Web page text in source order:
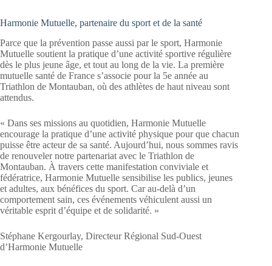
Harmonie Mutuelle, partenaire du sport et de la santé
Parce que la prévention passe aussi par le sport, Harmonie
Mutuelle soutient la pratique d’une activité sportive régulière
dès le plus jeune âge, et tout au long de la vie. La première
mutuelle santé de France s’associe pour la 5e année au
Triathlon de Montauban, où des athlètes de haut niveau sont
attendus.
« Dans ses missions au quotidien, Harmonie Mutuelle
encourage la pratique d’une activité physique pour que chacun
puisse être acteur de sa santé. Aujourd’hui, nous sommes ravis
de renouveler notre partenariat avec le Triathlon de
Montauban. À travers cette manifestation conviviale et
fédératrice, Harmonie Mutuelle sensibilise les publics, jeunes
et adultes, aux bénéfices du sport. Car au-delà d’un
comportement sain, ces événements véhiculent aussi un
véritable esprit d’équipe et de solidarité. »
Stéphane Kergourlay, Directeur Régional Sud-Ouest
d’Harmonie Mutuelle